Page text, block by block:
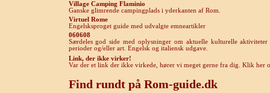
Village Camping Flaminio
Ganske glimrende campingplads i yderkanten af Rom.
Virtuel Rome
Engelsksproget guide med udvalgte emneartikler
060608
Særdeles god side med oplysninger om aktuelle kulturelle
perioder og/eller art. Engelsk og italiensk udgave.
Link, der ikke virker!
Var der et link der ikke virkede, hører vi meget gerne fra dig. Klik her
Find rundt på Rom-guide.dk